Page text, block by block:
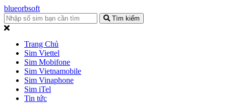
blueorbsoft
Tìm kiếm
Trang Chủ
Sim Viettel
Sim Mobifone
Sim Vietnamobile
Sim Vinaphone
Sim iTel
Tin tức